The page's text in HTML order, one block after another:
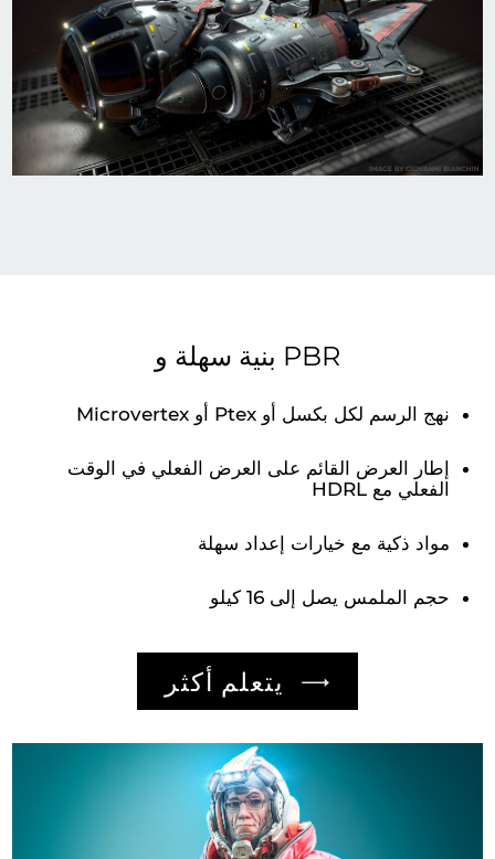
بنية سهلة و PBR
نهج الرسم لكل بكسل أو Ptex أو Microvertex
إطار العرض القائم على العرض الفعلي في الوقت
الفعلي مع HDRL
مواد ذكية مع خيارات إعداد سهلة
حجم الملمس يصل إلى 16 كيلو
يتعلم أكثر